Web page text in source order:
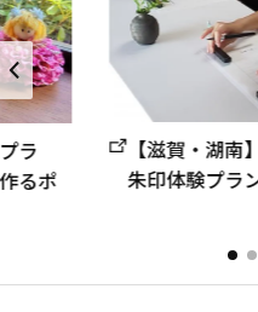
ラ
るポ
【滋賀・湖
朱印体験プラ